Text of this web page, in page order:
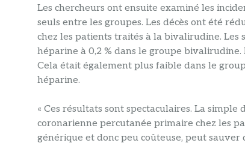
Les chercheurs ont ensuite examiné les
seuls entre les groupes. Les décès ont été
chez les patients traités à la bivalirudine. Les
héparine à 0,2 % dans le groupe
Cela était également plus faible dans le
héparine.
« Ces résultats sont spectaculaires. La
coronarienne percutanée primaire chez les
générique et donc peu coûteuse, peut